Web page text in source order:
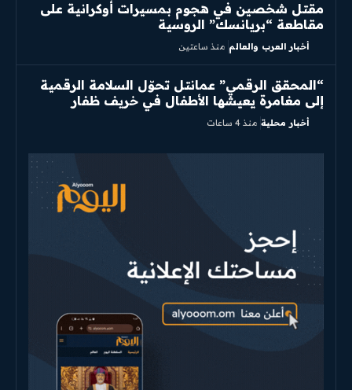
مقتل شخصين في هجوم بمسيرات أوكرانية على
مقاطعة “بريانسك” الروسية
أخبار العرب والعالم منذ ساعتين
“المحقق الرقمي” عمانتل تحوّل السلامة الرقمية
إلى مغامرة يعيشها الأطفال في خريف ظفار
أخبار محلية منذ 4 ساعات